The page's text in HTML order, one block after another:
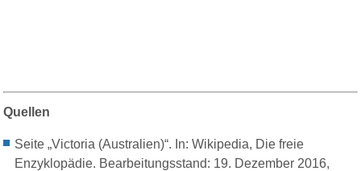
Quellen
Seite „Victoria (Australien)“. In: Wikipedia, Die freie
Enzyklopädie. Bearbeitungsstand: 19. Dezember 2016,